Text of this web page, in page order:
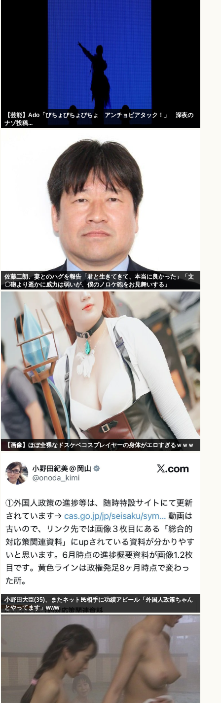
【芸能】Ado「びちょびちょびちょ アンチョビアタック！」 深夜の
ナゾ投稿...
佐藤二朗、妻とのハグを報告「君と生きてきて、本当に良かった」「文
〇砲より遥かに威力は弱いが、僕のノロケ砲をお見舞いする」
【画像】ほぼ全裸なドスケベコスプレイヤーの身体がエロすぎるｗｗｗ
小野田大臣(35)、またネット民相手に功績アピール「外国人政策ちゃん
とやってます」www